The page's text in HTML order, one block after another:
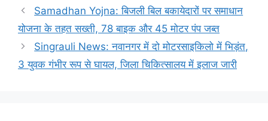
Samadhan Yojna: बिजली बिल बकायेदारों पर समाधान
योजना के तहत सख्ती, 78 बाइक और 45 मोटर पंप जब्त
Singrauli News: नवानगर में दो मोटरसाइकिलो में भिड़ंत,
3 युवक गंभीर रूप से घायल, जिला चिकित्सालय में इलाज जारी